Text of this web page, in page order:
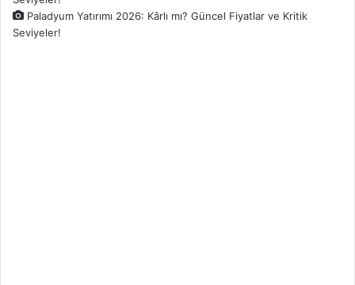
Paladyum Yatırımı 2026: Kârlı mı? Güncel Fiyatlar ve Kritik
Seviyeler!